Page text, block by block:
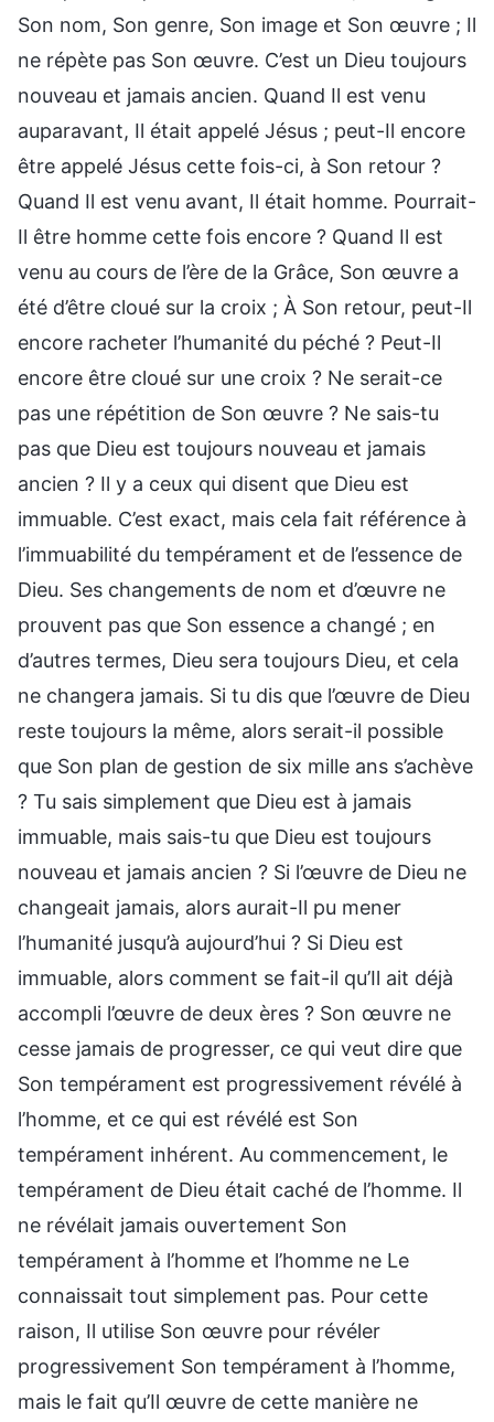
Son nom, Son genre, Son image et Son œuvre ; Il
ne répète pas Son œuvre. C’est un Dieu toujours
nouveau et jamais ancien. Quand Il est venu
auparavant, Il était appelé Jésus ; peut-Il encore
être appelé Jésus cette fois-ci, à Son retour ?
Quand Il est venu avant, Il était homme. Pourrait-
Il être homme cette fois encore ? Quand Il est
venu au cours de l’ère de la Grâce, Son œuvre a
été d’être cloué sur la croix ; À Son retour, peut-Il
encore racheter l’humanité du péché ? Peut-Il
encore être cloué sur une croix ? Ne serait-ce
pas une répétition de Son œuvre ? Ne sais-tu
pas que Dieu est toujours nouveau et jamais
ancien ? Il y a ceux qui disent que Dieu est
immuable. C’est exact, mais cela fait référence à
l’immuabilité du tempérament et de l’essence de
Dieu. Ses changements de nom et d’œuvre ne
prouvent pas que Son essence a changé ; en
d’autres termes, Dieu sera toujours Dieu, et cela
ne changera jamais. Si tu dis que l’œuvre de Dieu
reste toujours la même, alors serait-il possible
que Son plan de gestion de six mille ans s’achève
? Tu sais simplement que Dieu est à jamais
immuable, mais sais-tu que Dieu est toujours
nouveau et jamais ancien ? Si l’œuvre de Dieu ne
changeait jamais, alors aurait-Il pu mener
l’humanité jusqu’à aujourd’hui ? Si Dieu est
immuable, alors comment se fait-il qu’Il ait déjà
accompli l’œuvre de deux ères ? Son œuvre ne
cesse jamais de progresser, ce qui veut dire que
Son tempérament est progressivement révélé à
l’homme, et ce qui est révélé est Son
tempérament inhérent. Au commencement, le
tempérament de Dieu était caché de l’homme. Il
ne révélait jamais ouvertement Son
tempérament à l’homme et l’homme ne Le
connaissait tout simplement pas. Pour cette
raison, Il utilise Son œuvre pour révéler
progressivement Son tempérament à l’homme,
mais le fait qu’Il œuvre de cette manière ne